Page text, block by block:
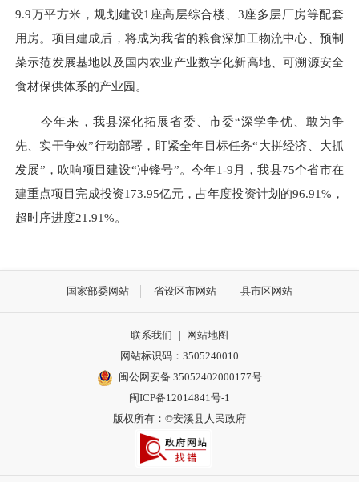
9.9万平方米，规划建设1座高层综合楼、3座多层厂房等配套
用房。项目建成后，将成为我省的粮食深加工物流中心、预制
菜示范发展基地以及国内农业产业数字化新高地、可溯源安全
食材保供体系的产业园。
今年来，我县深化拓展省委、市委“深学争优、敢为争
先、实干争效”行动部署，盯紧全年目标任务“大拼经济、大抓
发展”，吹响项目建设“冲锋号”。今年1-9月，我县75个省市在
建重点项目完成投资173.95亿元，占年度投资计划的96.91%，
超时序进度21.91%。
国家部委网站 省设区市网站 县市区网站
联系我们 |
网站地图
网站标识码：3505240010
闽公网安备 35052402000177号
闽ICP备12014841号-1
版权所有：©安溪县人民政府